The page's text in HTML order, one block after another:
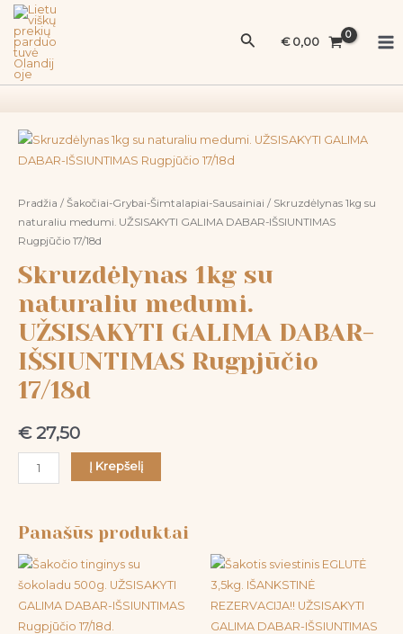
Pereiti
prie
turinio
Paieška
€0,00
Pradžia / Šakočiai-Grybai-Šimtalapiai-Sausainiai / Skruzdėlynas 1kg su
naturaliu medumi. UŽSISAKYTI GALIMA DABAR-IŠSIUNTIMAS
Rugpjūčio 17/18d
Skruzdėlynas 1kg su
naturaliu medumi.
UŽSISAKYTI GALIMA DABAR-
IŠSIUNTIMAS Rugpjūčio
17/18d
€27,50
produkto
kiekis:
1kg
su
naturaliu
medumi.
UŽSISAKYTI
GALIMA
DABAR-
IŠSIUNTIMAS
Rugpjūčio
17/18d
Į Krepšelį
Panašūs produktai
1kg
su
naturaliu
medumi.
DABAR-
IŠSIUNTIMAS
17/18d